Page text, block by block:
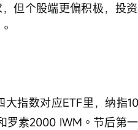
但个股端更偏积极，投
大指数对应ETF里，纳指
罗素2000 IWM。节后第